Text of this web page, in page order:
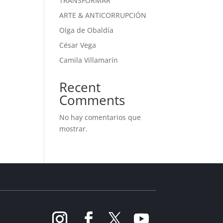
ARTE & ANTICORRUPCIÓN
Olga de Obaldía
César Vega
Camila Villamarín
Recent
Comments
No hay comentarios que
mostrar.